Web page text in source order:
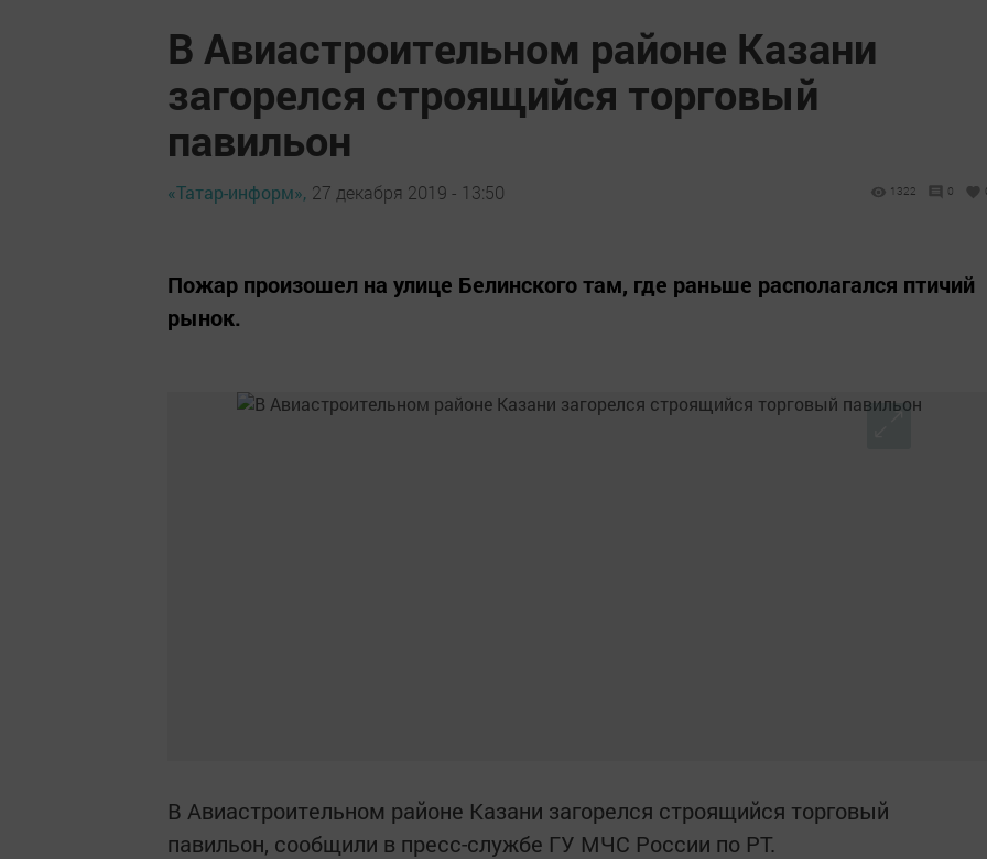
В Авиастроительном районе Казани
загорелся строящийся торговый
павильон
«Татар-информ», 27 декабря 2019 - 13:50 1322 0
Пожар произошел на улице Белинского там, где раньше располагался птичий
рынок.
В Авиастроительном районе Казани загорелся строящийся торговый
павильон, сообщили в пресс-службе ГУ МЧС России по РТ.